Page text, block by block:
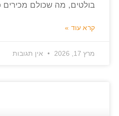
בולטים, מה שכולם מכירים
קרא עוד »
מרץ 17, 2026 אין תגובות